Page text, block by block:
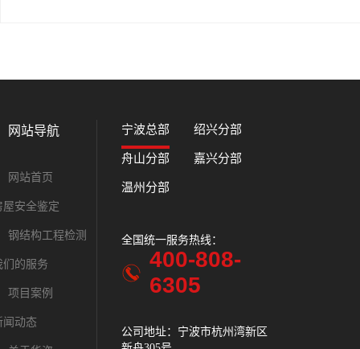
网站导航
网站首页
屋安全鉴定
钢结构工程检测
们的服务
项目案例
闻动态
宁波总部 绍兴分部
舟山分部 嘉兴分部
温州分部
全国统一服务热线：
400-808-
6305
公司地址：宁波市杭州湾新区